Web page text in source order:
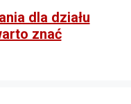
dla działu
znać